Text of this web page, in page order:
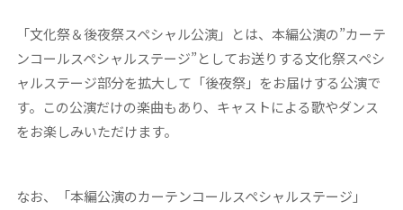
「文化祭＆後夜祭スペシャル公演」とは、本編公演の”カーテ
ンコールスペシャルステージ”としてお送りする文化祭スペシ
ャルステージ部分を拡大して「後夜祭」をお届けする公演で
す。この公演だけの楽曲もあり、キャストによる歌やダンス
をお楽しみいただけます。
なお、「本編公演のカーテンコールスペシャルステージ」